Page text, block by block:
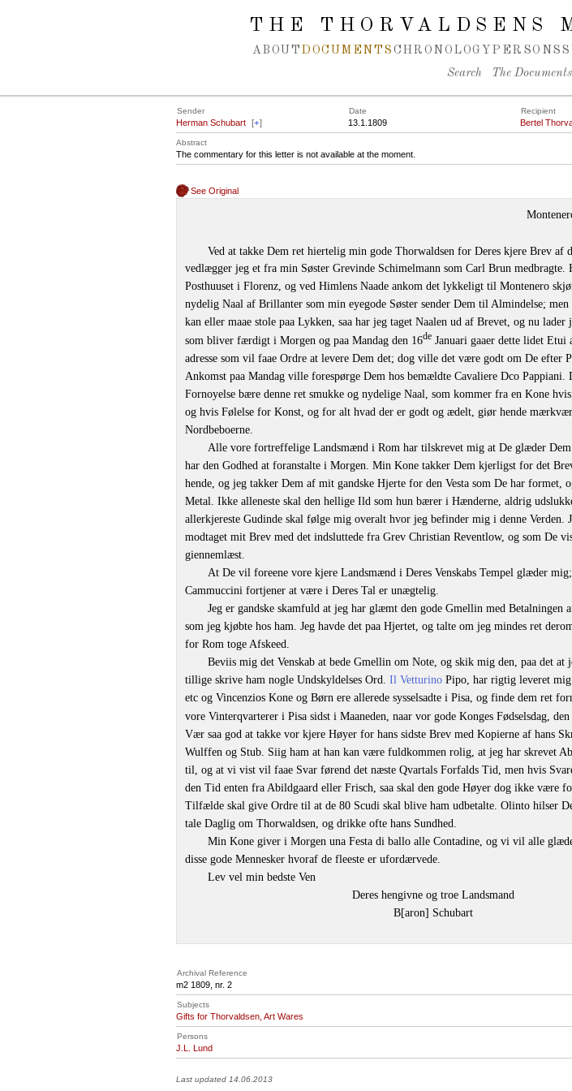
THE THORVALDSENS
ABOUT DOCUMENTS CHRONOLOGY PERSONS
Search The
Sender Date Recipient
Herman Schubart [+] 13.1.1809 Bertel
Abstract
The commentary for this letter is not available at the moment.
See Original
Ved at takke Dem ret hiertelig min gode Thorwaldsen for Deres kjere Brev af
vedlægger jeg et fra min Søster Grevinde Schimelmann som Carl Brun medbragte.
Posthuuset i Florenz, og ved Himlens Naade ankom det lykkeligt til Montenero
nydelig Naal af Brillanter som min eyegode Søster sender Dem til Almindelse;
kan eller maae stole paa Lykken, saa har jeg taget Naalen ud af Brevet, og nu
som bliver færdigt i Morgen og paa Mandag den 16de Januari gaaer dette lidet
adresse som vil faae Ordre at levere Dem det; dog ville det være godt om De efter
Ankomst paa Mandag ville forespørge Dem hos bemældte Cavaliere Dco Pappiani.
Fornoyelse bære denne ret smukke og nydelige Naal, som kommer fra en Kone hvis
og hvis Følelse for Konst, og for alt hvad der er godt og ædelt, giør hende
Nordbeboerne.
Alle vore fortreffelige Landsmænd i Rom har tilskrevet mig at De glæder Dem
har den Godhed at foranstalte i Morgen. Min Kone takker Dem kjerligst for det
hende, og jeg takker Dem af mit gandske Hjerte for den Vesta som De har formet,
Metal. Ikke alleneste skal den hellige Ild som hun bærer i Hænderne, aldrig
allerkjereste Gudinde skal følge mig overalt hvor jeg befinder mig i denne Verden.
modtaget mit Brev med det indsluttede fra Grev Christian Reventlow, og som De
giennemlæst.
At De vil foreene vore kjere Landsmænd i Deres Venskabs Tempel glæder
Cammuccini fortjener at være i Deres Tal er unægtelig.
Jeg er gandske skamfuld at jeg har glæmt den gode Gmellin med Betalningen
som jeg kjøbte hos ham. Jeg havde det paa Hjertet, og talte om jeg mindes ret
for Rom toge Afskeed.
Beviis mig det Venskab at bede Gmellin om Note, og skik mig den, paa det at
tillige skrive ham nogle Undskyldelses Ord. Il Vetturino Pipo, har rigtig leveret
etc og Vincenzios Kone og Børn ere allerede sysselsadte i Pisa, og finde dem ret
vore Vinterqvarterer i Pisa sidst i Maaneden, naar vor gode Konges Fødselsdag, den
Vær saa god at takke vor kjere Høyer for hans sidste Brev med Kopierne af hans
Wulffen og Stub. Siig ham at han kan være fuldkommen rolig, at jeg har skrevet
til, og at vi vist vil faae Svar førend det næste Qvartals Forfalds Tid, men hvis
den Tid enten fra Abildgaard eller Frisch, saa skal den gode Høyer dog ikke være
Tilfælde skal give Ordre til at de 80 Scudi skal blive ham udbetalte. Olinto hilser
tale Daglig om Thorwaldsen, og drikke ofte hans Sundhed.
Min Kone giver i Morgen una Festa di ballo alle Contadine, og vi vil alle
disse gode Mennesker hvoraf de fleeste er ufordærvede.
Lev vel min bedste Ven
Deres hengivne og troe Landsmand
B[aron] Schubart
Archival Reference
m2 1809, nr. 2
Subjects
Gifts for Thorvaldsen, Art Wares
Persons
J.L. Lund
Last updated 14.06.2013